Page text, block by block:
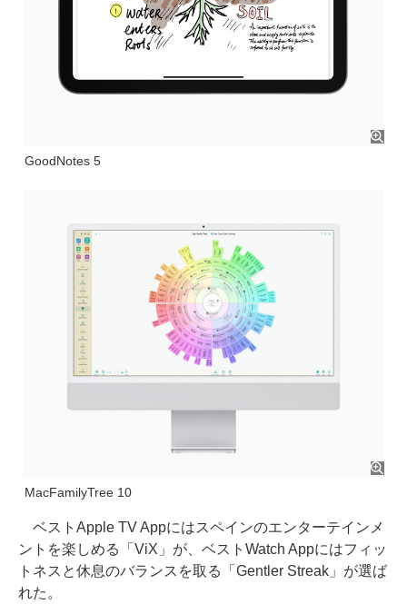
GoodNotes 5
MacFamilyTree 10
ベストApple TV Appにはスペインのエンターテインメ
ントを楽しめる「ViX」が、ベストWatch Appにはフィッ
トネスと休息のバランスを取る「Gentler Streak」が選ば
れた。